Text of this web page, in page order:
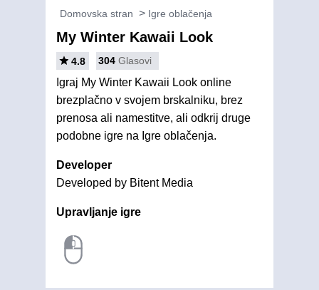
Domovska stran Igre oblačenja
My Winter Kawaii Look
4.8 304 Glasovi
Igraj My Winter Kawaii Look online
brezplačno v svojem brskalniku, brez
prenosa ali namestitve, ali odkrij druge
podobne igre na Igre oblačenja.
Developer
Developed by Bitent Media
Upravljanje igre